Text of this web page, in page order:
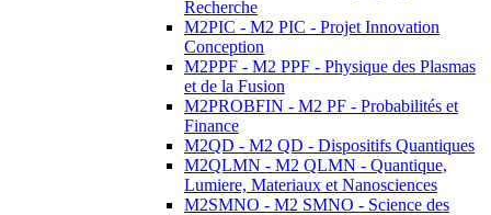
Recherche
M2PIC - M2 PIC - Projet Innovation
Conception
M2PPF - M2 PPF - Physique des Plasmas
et de la Fusion
M2PROBFIN - M2 PF - Probabilités et
Finance
M2QD - M2 QD - Dispositifs Quantiques
M2QLMN - M2 QLMN - Quantique,
Lumiere, Materiaux et Nanosciences
M2SMNO - M2 SMNO - Science des